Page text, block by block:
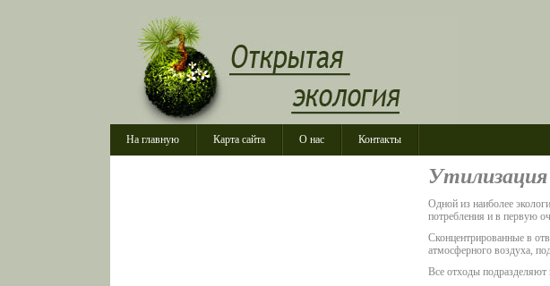
На главную Карта сайта О нас Контакты
Одной из наиболее
потребления и в первую
Сконцентрированные в
атмосферного воздуха,
Все отходы